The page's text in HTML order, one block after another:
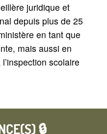
juridique et
depuis plus de 25
en tant que
mais aussi en
scolaire
🔒